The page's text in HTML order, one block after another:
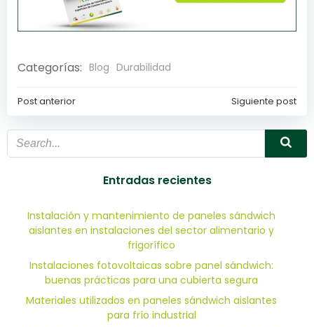
Categorías: Blog Durabilidad
Navegación
de
entradas
Post anterior
Navegación
entradas
Siguiente post
Entradas recientes
Instalación y mantenimiento de paneles sándwich
aislantes en instalaciones del sector alimentario y
frigorífico
Instalaciones fotovoltaicas sobre panel sándwich:
buenas prácticas para una cubierta segura
Materiales utilizados en paneles sándwich aislantes
para frío industrial